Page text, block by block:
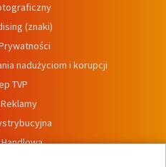
(znaki)
nadużyciom i korupcji
TVP